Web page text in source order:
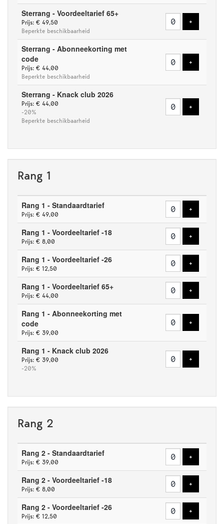
Sterrang - Voordeeltarief 65+
Prijs: € 49,50
Beperkte beschikbaarheid
+
Sterrang - Abonneekorting met
code
Prijs: € 44,00
Beperkte beschikbaarheid
+
Sterrang - Knack club 2026
Prijs: € 44,00
-20%
Beperkte beschikbaarheid
+
Rang 1
Aantal
Rang 1 - Standaardtarief
Prijs: € 49,00
+
Rang 1 - Voordeeltarief -18
Prijs: € 8,00
+
Rang 1 - Voordeeltarief -26
Prijs: € 12,50
+
Rang 1 - Voordeeltarief 65+
Prijs: € 44,00
+
Rang 1 - Abonneekorting met
code
Prijs: € 39,00
+
Rang 1 - Knack club 2026
Prijs: € 39,00
-20%
+
Rang 2
Aantal
Rang 2 - Standaardtarief
Prijs: € 39,00
+
Rang 2 - Voordeeltarief -18
Prijs: € 8,00
+
Rang 2 - Voordeeltarief -26
Prijs: € 12,50
+